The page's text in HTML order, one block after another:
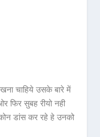
चाहिये उसके बारे में
फिर सुबह रीयो नही
डांस कर रहे हे उनको